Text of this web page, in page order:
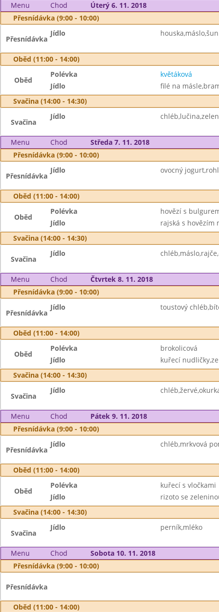
Menu Chod
Úterý 6. 11. 2018
Přesnídávka (9:00 - 10:00)
Přesnídávka
Jídlo
Oběd (11:00 - 14:00)
Oběd
Polévka
květáková
Jídlo
filé na
Svačina (14:00 - 14:30)
Svačina
Jídlo
Menu Chod
Středa 7. 11. 2018
Přesnídávka (9:00 - 10:00)
Přesnídávka
Jídlo ovocný
Oběd (11:00 - 14:00)
Oběd
Polévka
hovězí s
Jídlo
rajská s hovězím
Svačina (14:00 - 14:30)
Svačina
Jídlo
Menu Chod
Čtvrtek 8. 11. 2018
Přesnídávka (9:00 - 10:00)
Přesnídávka
Jídlo toustový
Oběd (11:00 - 14:00)
Oběd
Polévka
brokolicová
Jídlo
kuřecí
Svačina (14:00 - 14:30)
Svačina
Jídlo
Menu Chod
Pátek 9. 11. 2018
Přesnídávka (9:00 - 10:00)
Přesnídávka
Jídlo chléb,mrkvová
Oběd (11:00 - 14:00)
Oběd
Polévka
kuřecí s vločkami
Jídlo
rizoto se
Svačina (14:00 - 14:30)
Svačina
Jídlo perník,mléko
Menu Chod
Sobota 10. 11. 2018
Přesnídávka (9:00 - 10:00)
Přesnídávka
Oběd (11:00 - 14:00)